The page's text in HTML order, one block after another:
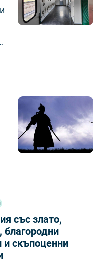
със злато,
благородни
и скъпоценни